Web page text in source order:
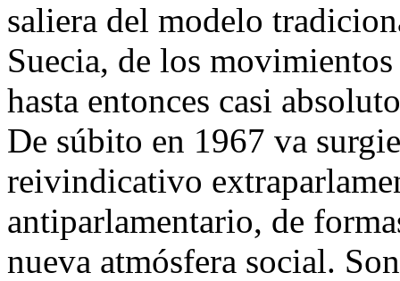
saliera del modelo
Suecia, de los
hasta entonces casi
De súbito en 1967 va
reivindicativo
antiparlamentario, de
nueva atmósfera social.